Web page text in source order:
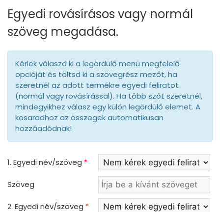
Egyedi rovásírásos vagy normál
szöveg megadása.
Kérlek válaszd ki a legördülő menü megfelelő
opcióját és töltsd ki a szövegrész mezőt, ha
szeretnél az adott termékre egyedi feliratot
(normál vagy rovásírással). Ha több szót szeretnél,
mindegyikhez válasz egy külön legördülő elemet. A
kosaradhoz az összegek automatikusan
hozzáadódnak!
1. Egyedi név/szöveg *
Szöveg
2. Egyedi név/szöveg *